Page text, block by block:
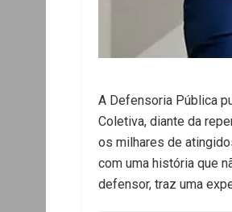
A Defensoria Pública
Coletiva, diante da
os milhares de
com uma história que
defensor, traz uma